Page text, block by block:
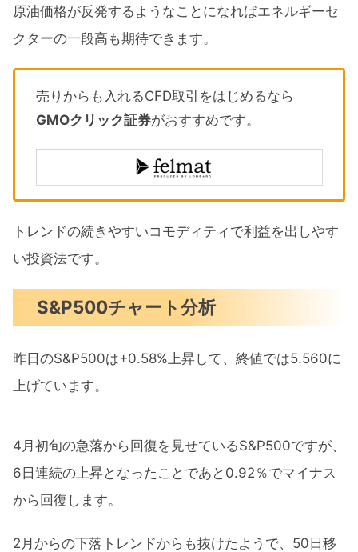
原油価格が反発するようなことになればエネルギーセ
クターの一段高も期待できます。
売りからも入れるCFD取引をはじめるなら
GMOクリック証券がおすすめです。
トレンドの続きやすいコモディティで利益を出しやす
い投資法です。
S&P500チャート分析
昨日のS&P500は+0.58%上昇して、終値では5.560に
上げています。
4月初旬の急落から回復を見せているS&P500ですが、
6日連続の上昇となったことであと0.92％でマイナス
から回復します。
2月からの下落トレンドからも抜けたようで、50日移